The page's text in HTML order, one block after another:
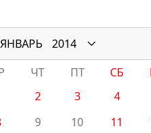
ЯНВАРЬ
2014
ЧТ ПТ СБ
2 3 4
9 10 11